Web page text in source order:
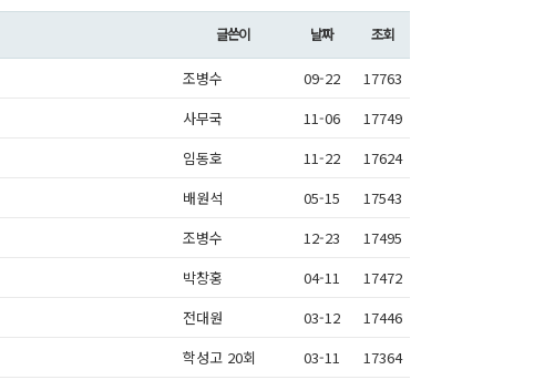
글쓴이 날짜 조회
조병수 09-22
17763
사무국 11-06
17749
임동호 11-22
17624
배원석 05-15
17543
조병수 12-23
17495
박창홍 04-11
17472
전대원 03-12
17446
학성고 20회 03-11 17364